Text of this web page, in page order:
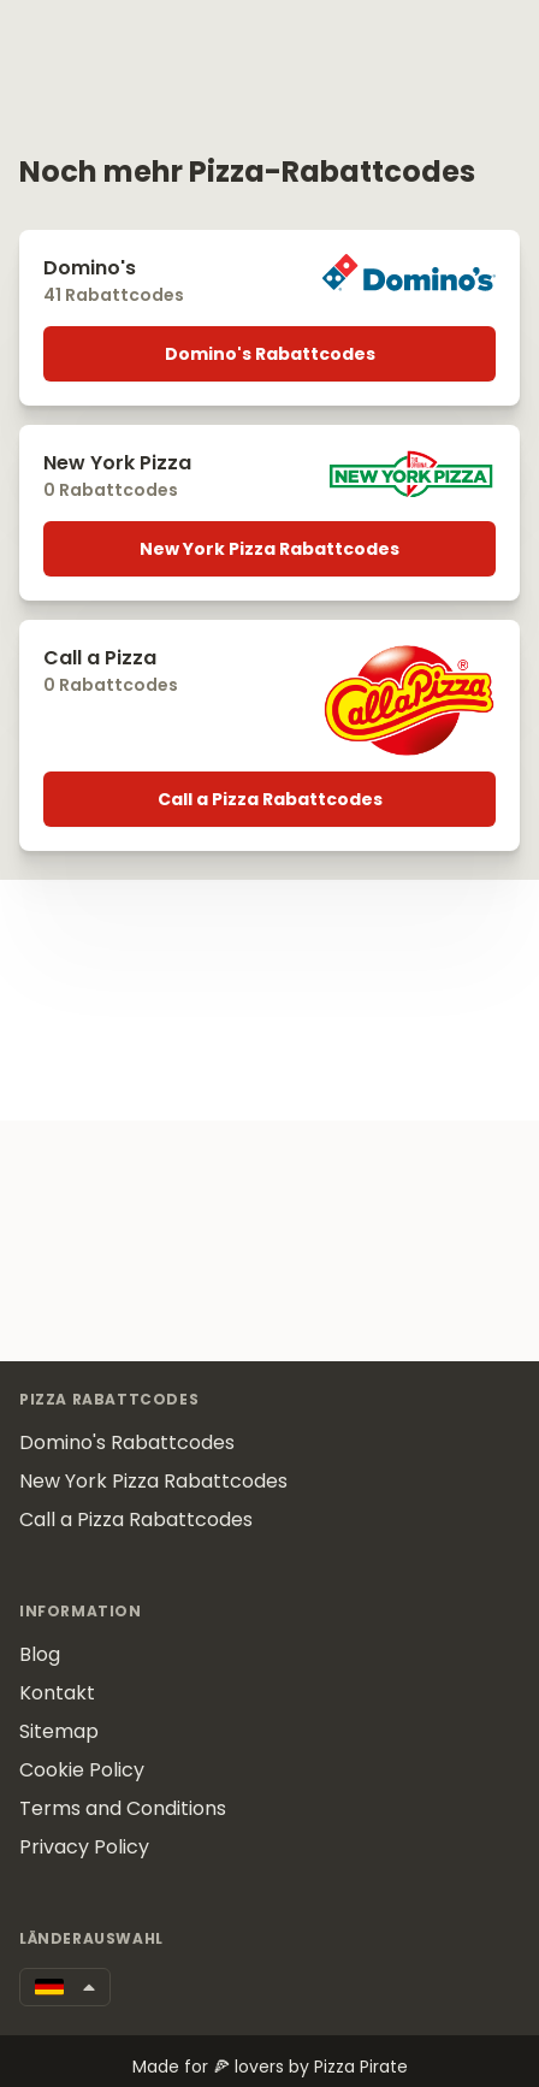
Noch mehr Pizza-Rabattcodes
Domino's
41 Rabattcodes
Domino's Rabattcodes
New York Pizza
0 Rabattcodes
New York Pizza Rabattcodes
Call a Pizza
0 Rabattcodes
Call a Pizza Rabattcodes
PIZZA RABATTCODES
Domino's Rabattcodes
New York Pizza Rabattcodes
Call a Pizza Rabattcodes
INFORMATION
Blog
Kontakt
Sitemap
Cookie Policy
Terms and Conditions
Privacy Policy
LÄNDERAUSWAHL
Made for 🍕 lovers by Pizza Pirate